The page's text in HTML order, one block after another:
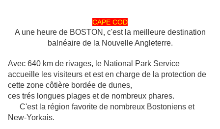
CAPE COD
A une heure de BOSTON, c'est la meilleure destination
balnéaire de la Nouvelle Angleterre.
Avec 640 km de rivages, le National Park Service
accueille les visiteurs et est en charge de la protection de
cette zone côtière bordée de dunes,
ces trés longues plages et de nombreux phares.
C'est la région favorite de nombreux Bostoniens et
New-Yorkais.